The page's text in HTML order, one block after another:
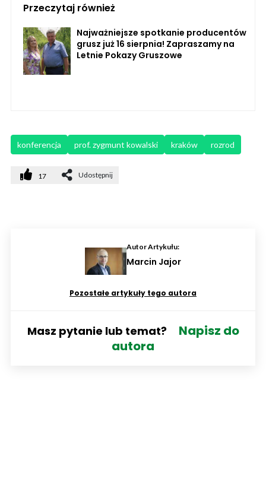
Przeczytaj również
Najważniejsze spotkanie producentów
grusz już 16 sierpnia! Zapraszamy na
Letnie Pokazy Gruszowe
konferencja prof. zygmunt kowalski kraków rozrod
17 Udostępnij
Autor Artykułu:
Marcin Jajor
Pozostałe artykuły tego autora
Masz pytanie lub temat?
Napisz do
autora